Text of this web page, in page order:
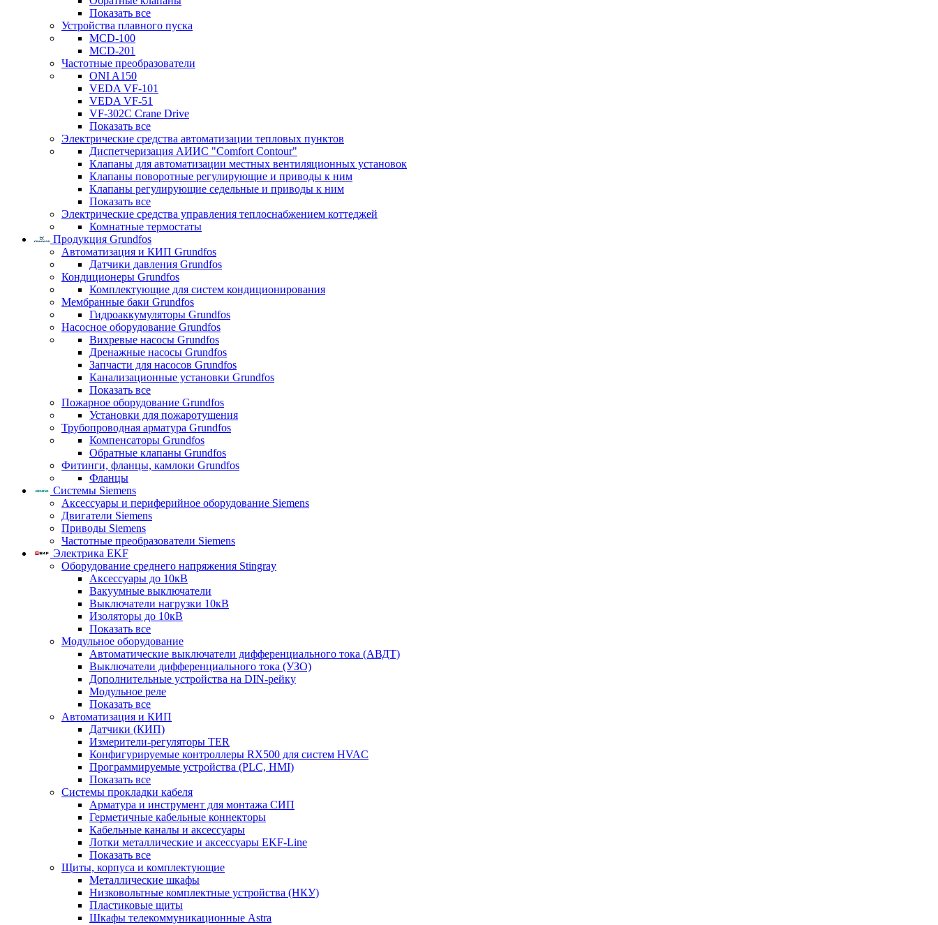
Показать все
Устройства плавного пуска
MCD-100
MCD-201
Частотные преобразователи
ONI A150
VEDA VF-101
VEDA VF-51
VF-302C Crane Drive
Показать все
Электрические средства автоматизации тепловых пунктов
Диспетчеризация АИИС "Comfort Contour"
Клапаны для автоматизации местных вентиляционных установок
Клапаны поворотные регулирующие и приводы к ним
Клапаны регулирующие седельные и приводы к ним
Показать все
Электрические средства управления теплоснабжением коттеджей
Комнатные термостаты
Продукция Grundfos
Автоматизация и КИП Grundfos
Датчики давления Grundfos
Кондиционеры Grundfos
Комплектующие для систем кондиционирования
Мембранные баки Grundfos
Гидроаккумуляторы Grundfos
Насосное оборудование Grundfos
Вихревые насосы Grundfos
Дренажные насосы Grundfos
Запчасти для насосов Grundfos
Канализационные установки Grundfos
Показать все
Пожарное оборудование Grundfos
Установки для пожаротушения
Трубопроводная арматура Grundfos
Компенсаторы Grundfos
Обратные клапаны Grundfos
Фитинги, фланцы, камлоки Grundfos
Фланцы
Системы Siemens
Аксессуары и периферийное оборудование Siemens
Двигатели Siemens
Приводы Siemens
Частотные преобразователи Siemens
Электрика EKF
Оборудование среднего напряжения Stingray
Аксессуары до 10кВ
Вакуумные выключатели
Выключатели нагрузки 10кВ
Изоляторы до 10кВ
Показать все
Модульное оборудование
Автоматические выключатели дифференциального тока (АВДТ)
Выключатели дифференциального тока (УЗО)
Дополнительные устройства на DIN-рейку
Модульное реле
Показать все
Автоматизация и КИП
Датчики (КИП)
Измерители-регуляторы TER
Конфигурируемые контроллеры RX500 для систем HVAC
Программируемые устройства (PLC, HMI)
Показать все
Системы прокладки кабеля
Арматура и инструмент для монтажа СИП
Герметичные кабельные коннекторы
Кабельные каналы и аксессуары
Лотки металлические и аксессуары EKF-Line
Показать все
Щиты, корпуса и комплектующие
Металлические шкафы
Низковольтные комплектные устройства (НКУ)
Пластиковые щиты
Шкафы телекоммуникационные Astra